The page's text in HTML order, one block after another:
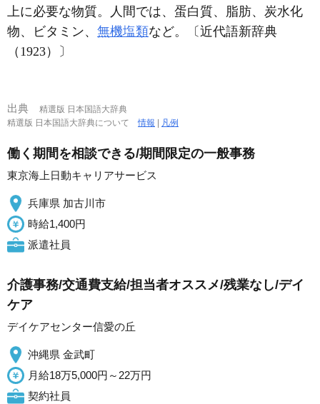
上に必要な物質。人間では、蛋白質、脂肪、炭水化
物、ビタミン、 無機塩類など。〔近代語新辞典
（1923）〕
出典
精選版 日本国語大辞典
精選版 日本国語大辞典について情報 凡例
働く期間を相談できる/期間限定の一般事務
東京海上日動キャリアサービス
兵庫県 加古川市
時給1,400円
派遣社員
介護事務/交通費支給/担当者オススメ/残業なし/デイ
ケア
デイケアセンター信愛の丘
沖縄県 金武町
月給18万5,000円～22万円
契約社員